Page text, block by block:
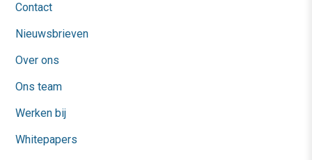
Contact
Nieuwsbrieven
Over ons
Ons team
Werken bij
Whitepapers